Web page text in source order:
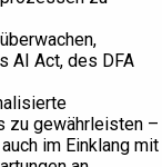
AI Act, des DFA
zu gewährleisten –
im Einklang mit